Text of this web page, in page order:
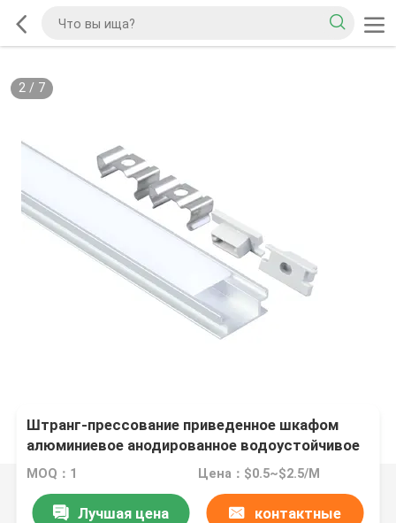
2/ 7
Штранг-прессование приведенное шкафом
алюминиевое анодированное водоустойчивое
или покрытое порошком
MOQ：1 Цена：$0.5~$2.5/M
Лучшая цена контактные